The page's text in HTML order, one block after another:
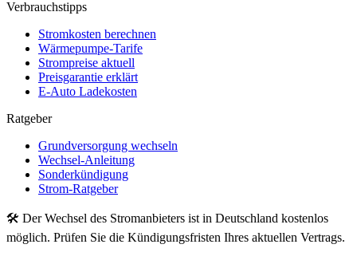
Verbrauchstipps
Stromkosten berechnen
Wärmepumpe-Tarife
Strompreise aktuell
Preisgarantie erklärt
E-Auto Ladekosten
Ratgeber
Grundversorgung wechseln
Wechsel-Anleitung
Sonderkündigung
Strom-Ratgeber
🛠 Der Wechsel des Stromanbieters ist in Deutschland kostenlos
möglich. Prüfen Sie die Kündigungsfristen Ihres aktuellen Vertrags.